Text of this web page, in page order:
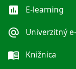
poll E-learning
alternate_email Univerzitný
menu_book Knižnica